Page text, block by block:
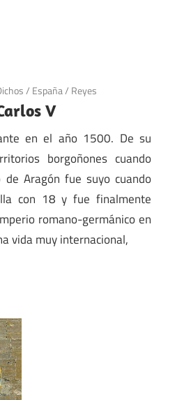
/ España/ Reyes
V
en el año 1500. De su
borgoñones cuando
Aragón fue suyo cuando
con 18 y fue finalmente
romano-germánico en
vida muy internacional,